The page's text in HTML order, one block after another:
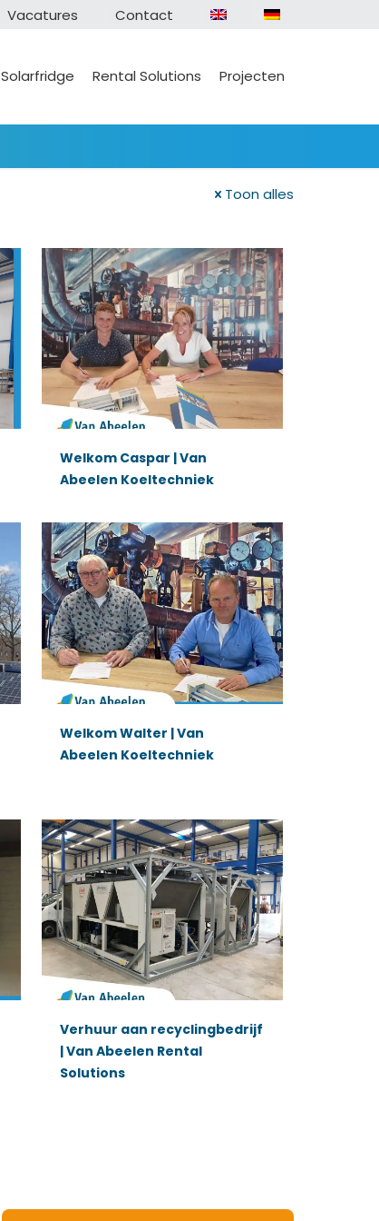
Vacatures Contact
Solarfridge Rental Solutions Projecten
Toon alles
Welkom Caspar | Van
Abeelen Koeltechniek
Welkom Walter | Van
Abeelen Koeltechniek
Verhuur aan recyclingbedrijf
| Van Abeelen Rental
Solutions